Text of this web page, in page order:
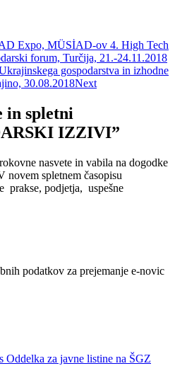
Expo, MÜSİAD-ov 4. High Tech
forum, Turčija, 21.-24.11.2018
gospodarstva in izhodne
30.08.2018Next
in spletni
IZZIVI”
nasvete in vabila na dogodke
novem spletnem časopisu
prakse, podjetja, uspešne
podatkov za prejemanje e-novic
Oddelka za javne listine na ŠGZ